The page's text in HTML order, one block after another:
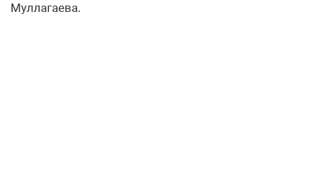
Муллагаева.